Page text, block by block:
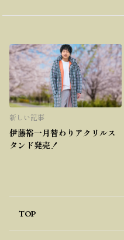
新しい記事
伊藤裕一月替わりアクリルス
タンド発売！
TOP